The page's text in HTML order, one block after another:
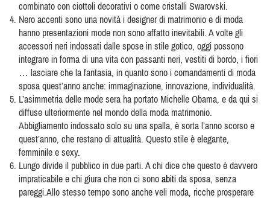
combinato con ciottoli decorativi o come cristalli Swarovski.
Nero accenti sono una novità i designer di matrimonio e di moda
hanno presentazioni mode non sono affatto inevitabili. A volte gli
accessori neri indossati dalle spose in stile gotico, oggi possono
integrare in forma di una vita con passanti neri, vestiti di bordo, i fiori
… lasciare che la fantasia, in quanto sono i comandamenti di moda
sposa quest’anno anche: immaginazione, innovazione, individualità.
L’asimmetria delle mode sera ha portato Michelle Obama, e da qui si
diffuse ulteriormente nel mondo della moda matrimonio.
Abbigliamento indossato solo su una spalla, è sorta l’anno scorso e
quest’anno, che restano di attualità. Questo stile è elegante,
femminile e sexy.
Lungo divide il pubblico in due parti. A chi dice che questo è davvero
impraticabile e chi giura che non ci sono abiti da sposa, senza
pareggi.Allo stesso tempo sono anche veli moda, ricche prosperare